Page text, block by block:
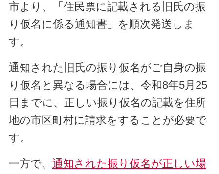
市より、「住民票に記載される旧氏の振
り仮名に係る通知書」を順次発送しま
す。
通知された旧氏の振り仮名がご自身の振
り仮名と異なる場合には、令和8年5月25
日までに、正しい振り仮名の記載を住所
地の市区町村に請求をすることが必要で
す。
一方で、 通知された振り仮名が正しい場